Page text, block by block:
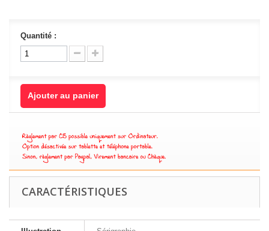
Quantité :
Ajouter au panier
CARACTÉRISTIQUES